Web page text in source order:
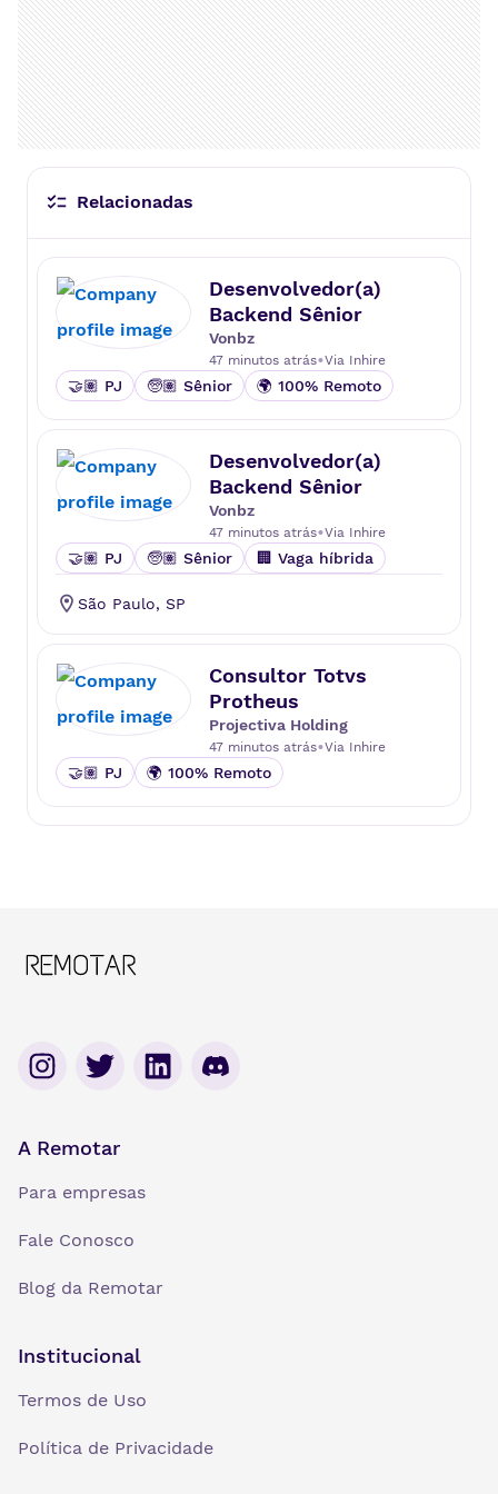
Relacionadas
Desenvolvedor(a)
Backend Sênior
Vonbz
47 minutos atrás•Via Inhire
🤝🏽 PJ 🧓🏽 Sênior 🌍 100% Remoto
Desenvolvedor(a)
Backend Sênior
Vonbz
47 minutos atrás•Via Inhire
🤝🏽 PJ 🧓🏽 Sênior 🏢 Vaga híbrida
São Paulo, SP
Consultor Totvs
Protheus
Projectiva Holding
47 minutos atrás•Via Inhire
🤝🏽 PJ 🌍 100% Remoto
A Remotar
Para empresas
Fale Conosco
Blog da Remotar
Institucional
Termos de Uso
Política de Privacidade